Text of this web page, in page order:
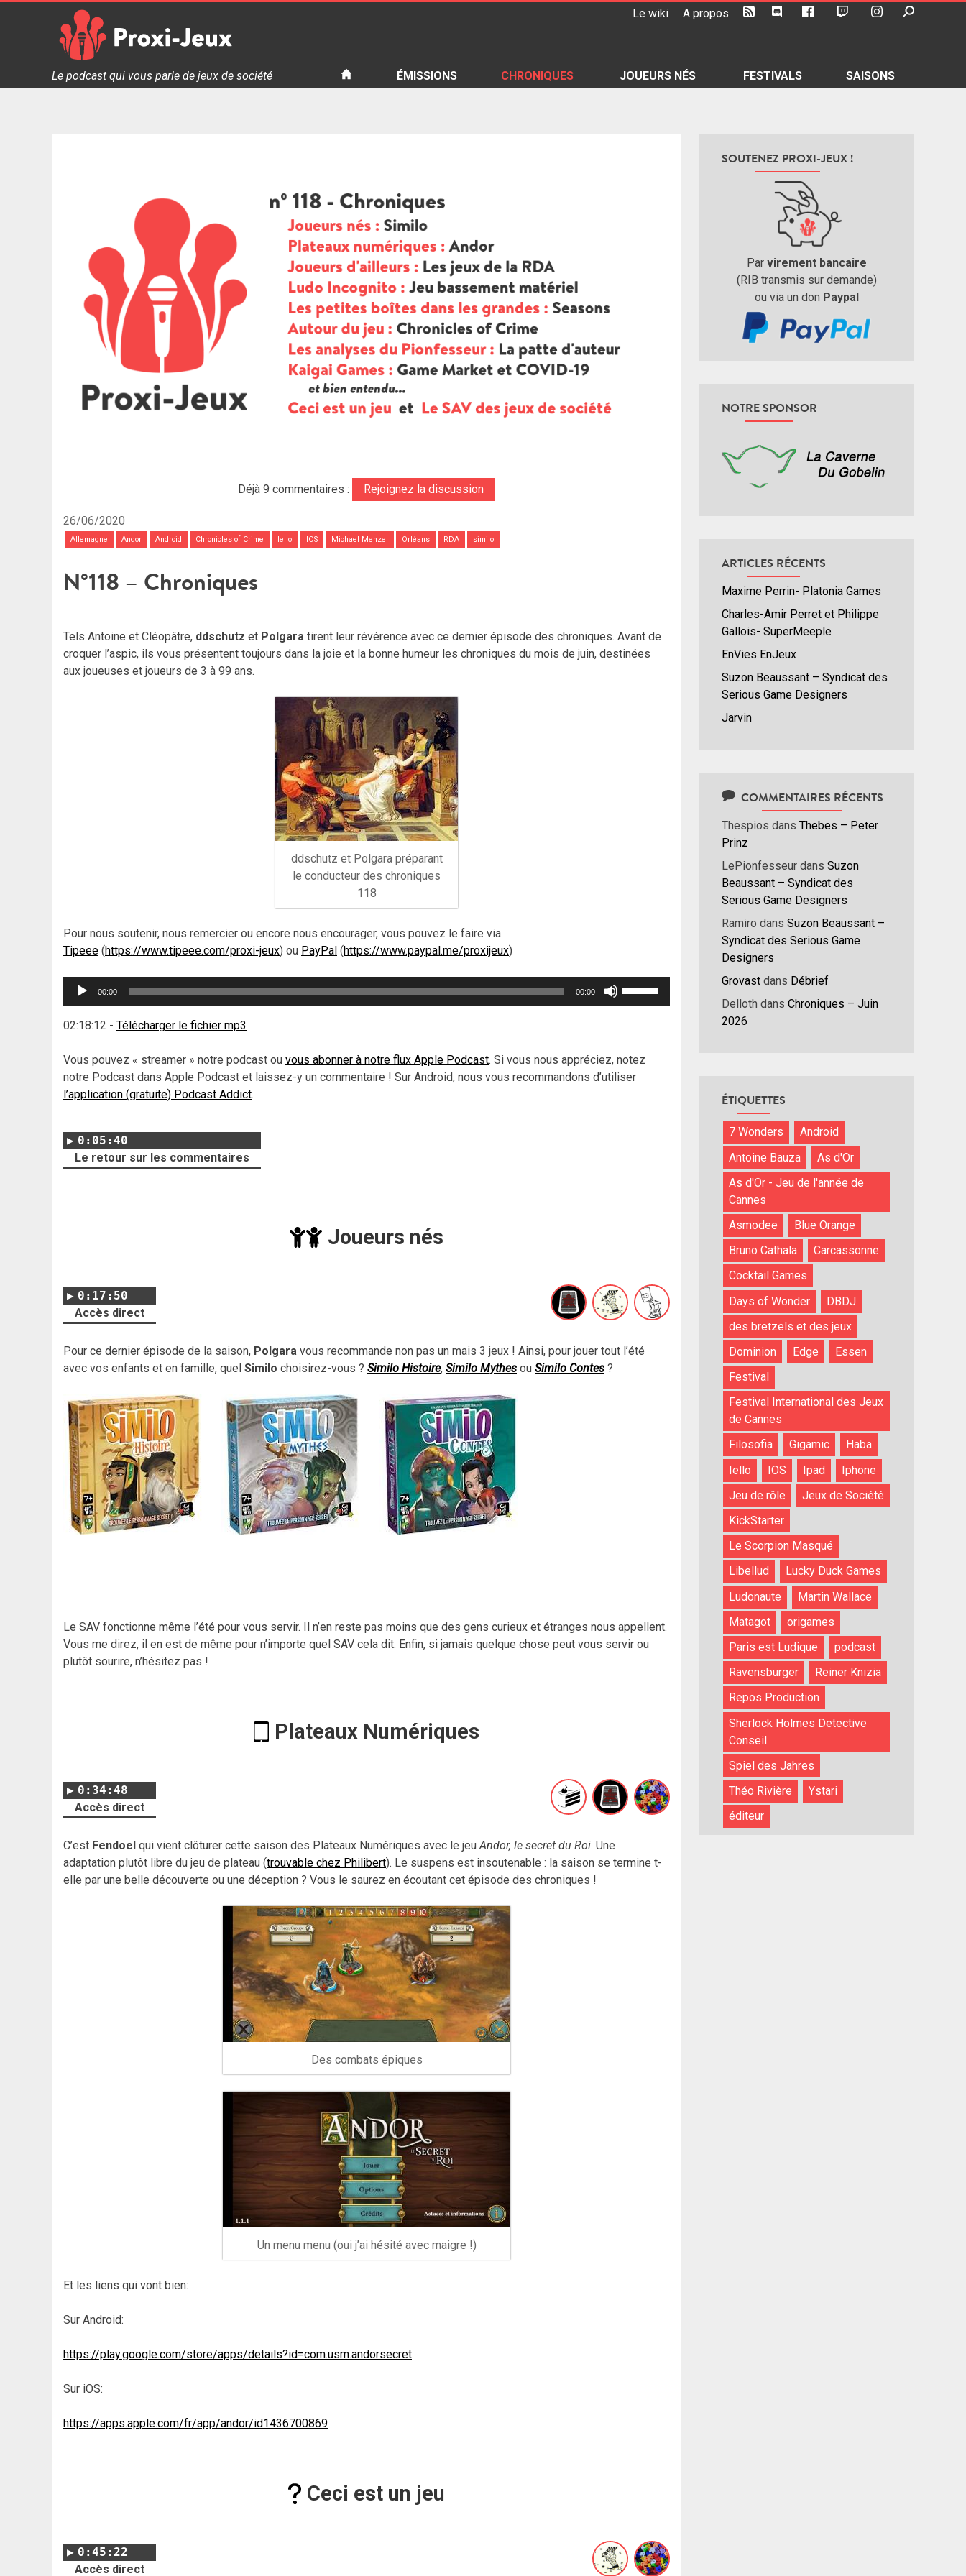
Le wiki A propos
Proxi Jeux - Le podcast qui vous parle de jeux de société
Le podcast qui vous parle de jeux de société ÉMISSIONS CHRONIQUES JOUEURS NÉS FESTIVALS SAISONS
Déjà 9 commentaires : Rejoignez la discussion
26/06/2020
Allemagne Andor Android Chronicles of Crime Iello IOS Michael Menzel Orléans RDA similo
N°118 – Chroniques
Tels Antoine et Cléopâtre, ddschutz et Polgara tirent leur révérence avec ce dernier épisode des chroniques. Avant de
croquer l’aspic, ils vous présentent toujours dans la joie et la bonne humeur les chroniques du mois de juin, destinées
aux joueuses et joueurs de 3 à 99 ans.
ddschutz et Polgara préparant
le conducteur des chroniques
118
Pour nous soutenir, nous remercier ou encore nous encourager, vous pouvez le faire via
Tipeee (https://www.tipeee.com/proxi-jeux) ou PayPal (https://www.paypal.me/proxijeux)
Lecteur
00:00 00:00
pour
02:18:12 - Télécharger le fichier mp3
Vous pouvez « streamer » notre podcast ou vous abonner à notre flux Apple Podcast. Si vous nous appréciez, notez
notre Podcast dans Apple Podcast et laissez-y un commentaire ! Sur Android, nous vous recommandons d’utiliser
l’application (gratuite) Podcast Addict.
0:05:40
Le retour sur les commentaires
Joueurs nés
0:17:50
Accès direct
Pour ce dernier épisode de la saison, Polgara vous recommande non pas un mais 3 jeux ! Ainsi, pour jouer tout l’été
avec vos enfants et en famille, quel Similo choisirez-vous ? Similo Histoire, Similo Mythes ou Similo Contes ?
Le SAV fonctionne même l’été pour vous servir. Il n’en reste pas moins que des gens curieux et étranges nous appellent.
Vous me direz, il en est de même pour n’importe quel SAV cela dit. Enfin, si jamais quelque chose peut vous servir ou
plutôt sourire, n’hésitez pas !
Plateaux Numériques
0:34:48
Accès direct
C’est Fendoel qui vient clôturer cette saison des Plateaux Numériques avec le jeuAndor, le secret du Roi. Une
adaptation plutôt libre du jeu de plateau (trouvable chez Philibert). Le suspens est insoutenable : la saison se termine t-
elle par une belle découverte ou une déception ? Vous le saurez en écoutant cet épisode des chroniques !
Des combats épiques
Un menu menu (oui j’ai hésité avec maigre !)
Et les liens qui vont bien:
Sur Android:
https://play.google.com/store/apps/details?id=com.usm.andorsecret
Sur iOS:
https://apps.apple.com/fr/app/andor/id1436700869
Ceci est un jeu
0:45:22
Accès direct
SOUTENEZ PROXI-JEUX !
Par virement bancaire
(RIB transmis sur demande)
ou via un don Paypal
NOTRE SPONSOR
ARTICLES RÉCENTS
Maxime Perrin- Platonia Games
Charles-Amir Perret et Philippe
Gallois- SuperMeeple
EnVies EnJeux
Suzon Beaussant – Syndicat des
Serious Game Designers
Jarvin
COMMENTAIRES RÉCENTS
Thespios dans Thebes – Peter
Prinz
LePionfesseur dans Suzon
Beaussant – Syndicat des
Serious Game Designers
Ramiro dans Suzon Beaussant –
Syndicat des Serious Game
Designers
Grovast dans Débrief
Delloth dans Chroniques – Juin
2026
ÉTIQUETTES
7 Wonders
Android
Antoine Bauza
As d'Or
As d'Or - Jeu de l'année de
Cannes
Asmodee
Blue Orange
Bruno Cathala
Carcassonne
Cocktail Games
Days of Wonder
DBDJ
des bretzels et des jeux
Dominion
Edge
Essen
Festival
Festival International des Jeux
de Cannes
Filosofia
Gigamic
Haba
Iello
IOS Ipad
Iphone
Jeu de rôle
Jeux de Société
KickStarter
Le Scorpion Masqué
Libellud
Lucky Duck Games
Ludonaute
Martin Wallace
Matagot
origames
Paris est Ludique
podcast
Ravensburger
Reiner Knizia
Repos Production
Sherlock Holmes Detective
Conseil
Spiel des Jahres
Théo Rivière
Ystari
éditeur